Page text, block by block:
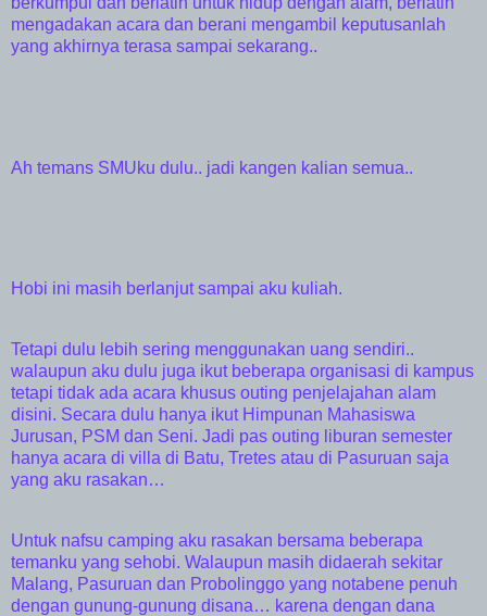
mengadakan acara dan berani mengambil keputusanlah
yang akhirnya terasa sampai sekarang..
Ah temans SMUku dulu.. jadi kangen kalian semua..
Hobi ini masih berlanjut sampai aku kuliah.
Tetapi dulu lebih sering menggunakan uang sendiri..
walaupun aku dulu juga ikut beberapa organisasi di kampus
tetapi tidak ada acara khusus outing penjelajahan alam
disini. Secara dulu hanya ikut Himpunan Mahasiswa
Jurusan, PSM dan Seni. Jadi pas outing liburan semester
hanya acara di villa di Batu, Tretes atau di Pasuruan saja
yang aku rasakan…
Untuk nafsu camping aku rasakan bersama beberapa
temanku yang sehobi. Walaupun masih didaerah sekitar
Malang, Pasuruan dan Probolinggo yang notabene penuh
dengan gunung-gunung disana… karena dengan dana